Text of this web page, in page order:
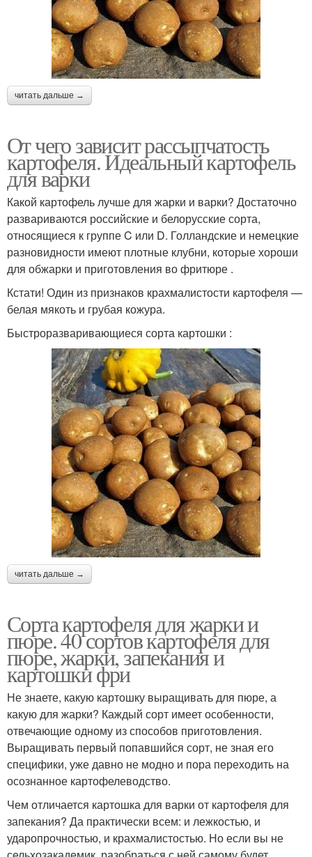
читать дальше →
От чего зависит рассыпчатость
картофеля. Идеальный картофель
для варки
Какой картофель лучше для жарки и варки? Достаточно
развариваются российские и белорусские сорта,
относящиеся к группе C или D. Голландские и немецкие
разновидности имеют плотные клубни, которые хороши
для обжарки и приготовления во фритюре .
Кстати! Один из признаков крахмалистости картофеля —
белая мякоть и грубая кожура.
Быстроразваривающиеся сорта картошки :
читать дальше →
Сорта картофеля для жарки и
пюре. 40 сортов картофеля для
пюре, жарки, запекания и
картошки фри
Не знаете, какую картошку выращивать для пюре, а
какую для жарки? Каждый сорт имеет особенности,
отвечающие одному из способов приготовления.
Выращивать первый попавшийся сорт, не зная его
специфики, уже давно не модно и пора переходить на
осознанное картофелеводство.
Чем отличается картошка для варки от картофеля для
запекания? Да практически всем: и лежкостью, и
ударопрочностью, и крахмалистостью. Но если вы не